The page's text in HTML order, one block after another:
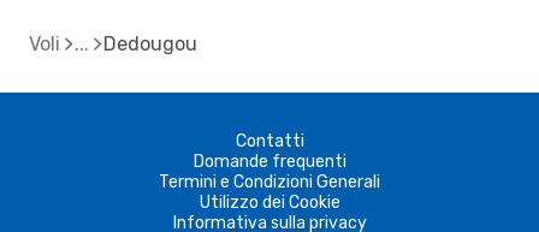
Voli Dedougou
Contatti
Domande frequenti
Termini e Condizioni Generali
Utilizzo dei Cookie
Informativa sulla privacy